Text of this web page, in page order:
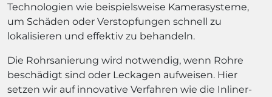
Technologien wie beispielsweise Kamerasysteme,
um Schäden oder Verstopfungen schnell zu
lokalisieren und effektiv zu behandeln.
Die Rohrsanierung wird notwendig, wenn Rohre
beschädigt sind oder Leckagen aufweisen. Hier
setzen wir auf innovative Verfahren wie die Inliner-